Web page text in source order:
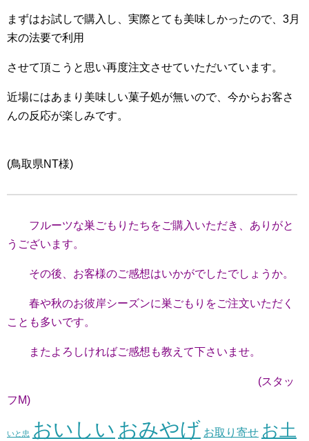
まずはお試しで購入し、実際とても美味しかったので、3月
末の法要で利用
させて頂こうと思い再度注文させていただいています。
近場にはあまり美味しい菓子処が無いので、今からお客さ
んの反応が楽しみです。
(鳥取県NT様)
フルーツな巣ごもりたちをご購入いただき、ありがと
うございます。
その後、お客様のご感想はいかがでしたでしょうか。
春や秋のお彼岸シーズンに巣ごもりをご注文いただく
ことも多いです。
またよろしければご感想も教えて下さいませ。
(スタッ
フM)
いと忠 おいしい おみやげ お取り寄せ お土